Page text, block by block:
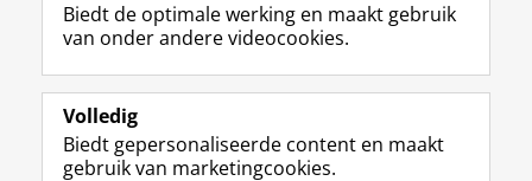
e
b
o
p
a
k
e
I
-
p
-
f
e
R
t
r
m
T
e
k
Studiekiezers
Alumni
Over ons
Biedt de optimale werking en maakt gebruik
van onder andere videocookies.
Volledig
Biedt gepersonaliseerde content en maakt
gebruik van marketingcookies.